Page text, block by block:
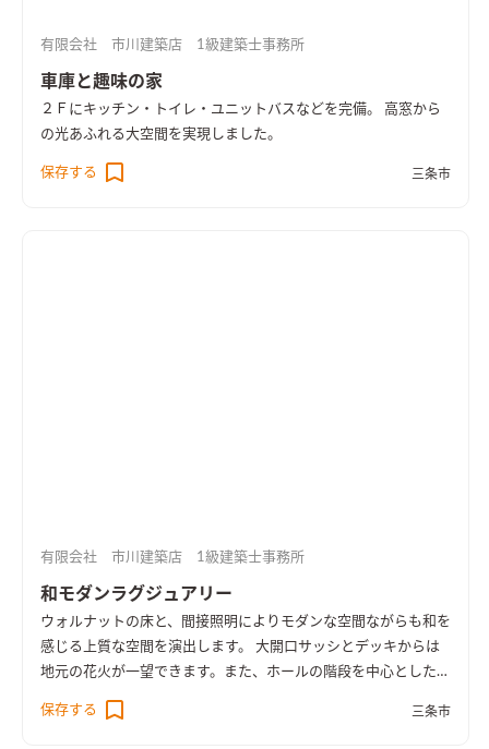
有限会社 市川建築店 1級建築士事務所
車庫と趣味の家
２Ｆにキッチン・トイレ・ユニットバスなどを完備。 高窓から
の光あふれる大空間を実現しました。
保存する 三条市
有限会社 市川建築店 1級建築士事務所
和モダンラグジュアリー
ウォルナットの床と、間接照明によりモダンな空間ながらも和を
感じる上質な空間を演出します。 大開口サッシとデッキからは
地元の花火が一望できます。また、ホールの階段を中心とした回
遊出来る動線は施主様から使いやすいと好評です。
保存する
三条市